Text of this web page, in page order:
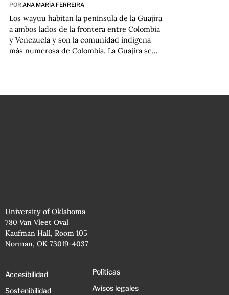
POR ANA MARÍA FERREIRA
Los wayuu habitan la península de la Guajira
a ambos lados de la frontera entre Colombia
y Venezuela y son la comunidad indígena
más numerosa de Colombia. La Guajira se…
University of Oklahoma
780 Van Vleet Oval
Kaufman Hall, Room 105
Norman, OK 73019-4037
Accesibilidad
Sostenibilidad
Políticas
Avisos legales